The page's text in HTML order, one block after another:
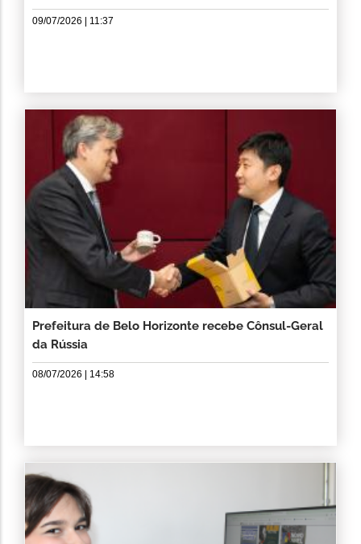
09/07/2026 | 11:37
Prefeitura de Belo Horizonte recebe Cônsul-Geral
da Rússia
08/07/2026 | 14:58